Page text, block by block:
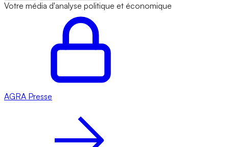
Votre média d'analyse politique et économique
AGRA Presse